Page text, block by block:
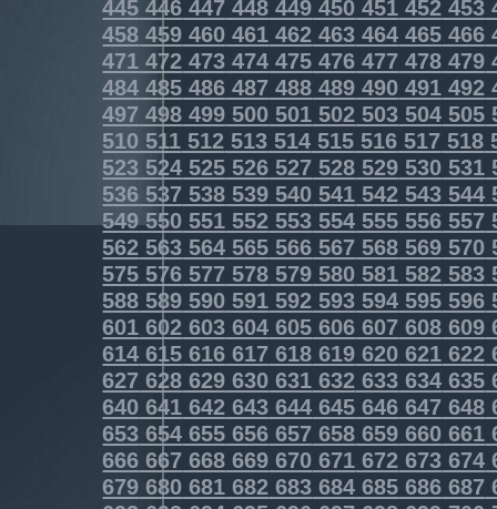
445 446 447 448 449 450 451 452 453
458 459 460 461 462 463 464 465 466
471 472 473 474 475 476 477 478 479
484 485 486 487 488 489 490 491 492
497 498 499 500 501 502 503 504 505
510 511 512 513 514 515 516 517 518
523 524 525 526 527 528 529 530 531
536 537 538 539 540 541 542 543 544
549550 551 552 553 554 555 556 557
562 563 564 565 566 567 568 569 570
575 576 577 578 579 580 581 582 583
588 589 590 591 592 593 594 595 596
601 602 603 604 605 606 607 608 609
614 615 616 617 618 619 620 621 622
627 628 629 630 631 632 633 634 635
640 641 642 643 644 645 646 647 648
653 654 655 656 657 658 659 660 661
666 667 668 669 670 671 672 673 674
679 680 681 682 683 684 685 686 687